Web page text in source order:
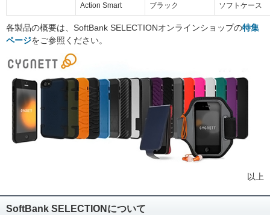
Action Smart ブラック ソフトケース
各製品の概要は、SoftBank SELECTIONオンラインショップの特集
ページをご参照ください。
以上
SoftBank SELECTIONについて